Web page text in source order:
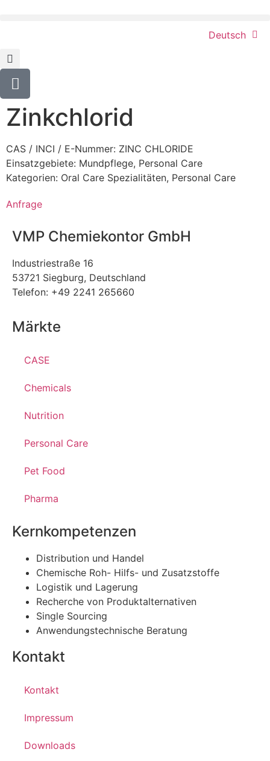
Deutsch
Zinkchlorid
CAS / INCI / E-Nummer: ZINC CHLORIDE
Einsatzgebiete: Mundpflege, Personal Care
Kategorien: Oral Care Spezialitäten, Personal Care
Anfrage
VMP Chemiekontor GmbH
Industriestraße 16
53721 Siegburg, Deutschland
Telefon: +49 2241 265660
Märkte
CASE
Chemicals
Nutrition
Personal Care
Pet Food
Pharma
Kernkompetenzen
Distribution und Handel
Chemische Roh- Hilfs- und Zusatzstoffe
Logistik und Lagerung
Recherche von Produktalternativen
Single Sourcing
Anwendungstechnische Beratung
Kontakt
Kontakt
Impressum
Downloads